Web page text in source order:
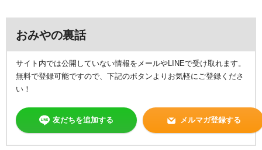
おみやの裏話
サイト内では公開していない情報をメールやLINEで受け取れます。
無料で登録可能ですので、下記のボタンよりお気軽にご登録くださ
い！
友だちを追加する メルマガ登録する